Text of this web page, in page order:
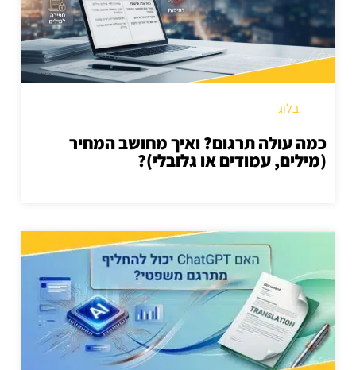
בלוג
כמה עולה תרגום? ואיך מחושב המחיר
(מילים, עמודים או גלובלי)?